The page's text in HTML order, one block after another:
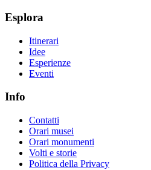
Esplora
Itinerari
Idee
Esperienze
Eventi
Info
Contatti
Orari musei
Orari monumenti
Volti e storie
Politica della Privacy